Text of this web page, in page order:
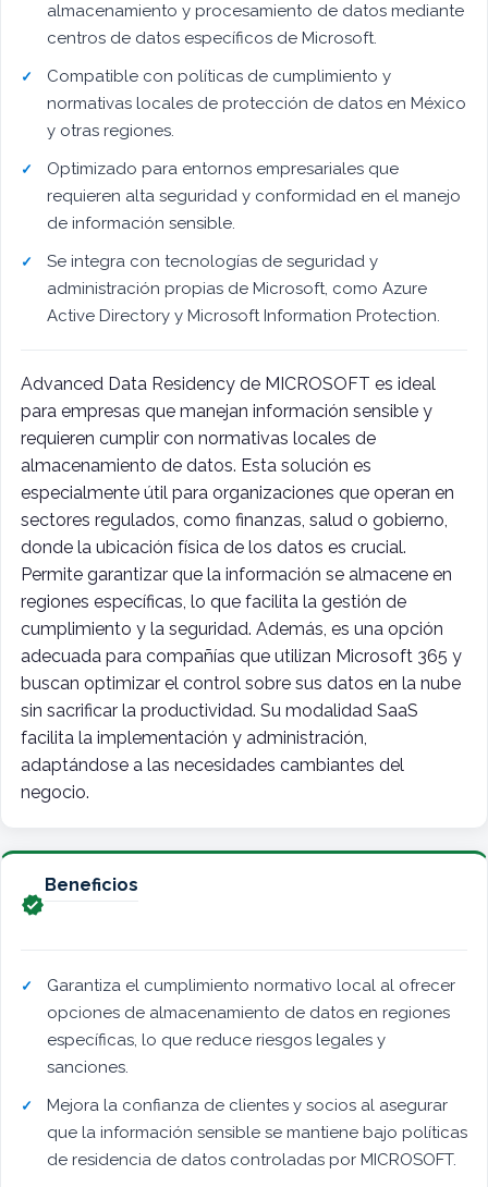
almacenamiento y procesamiento de datos mediante
centros de datos específicos de Microsoft.
Compatible con políticas de cumplimiento y
normativas locales de protección de datos en México
y otras regiones.
Optimizado para entornos empresariales que
requieren alta seguridad y conformidad en el manejo
de información sensible.
Se integra con tecnologías de seguridad y
administración propias de Microsoft, como Azure
Active Directory y Microsoft Information Protection.
Advanced Data Residency de MICROSOFT es ideal
para empresas que manejan información sensible y
requieren cumplir con normativas locales de
almacenamiento de datos. Esta solución es
especialmente útil para organizaciones que operan en
sectores regulados, como finanzas, salud o gobierno,
donde la ubicación física de los datos es crucial.
Permite garantizar que la información se almacene en
regiones específicas, lo que facilita la gestión de
cumplimiento y la seguridad. Además, es una opción
adecuada para compañías que utilizan Microsoft 365 y
buscan optimizar el control sobre sus datos en la nube
sin sacrificar la productividad. Su modalidad SaaS
facilita la implementación y administración,
adaptándose a las necesidades cambiantes del
negocio.

Beneficios
Garantiza el cumplimiento normativo local al ofrecer
opciones de almacenamiento de datos en regiones
específicas, lo que reduce riesgos legales y
sanciones.
Mejora la confianza de clientes y socios al asegurar
que la información sensible se mantiene bajo políticas
de residencia de datos controladas por MICROSOFT.